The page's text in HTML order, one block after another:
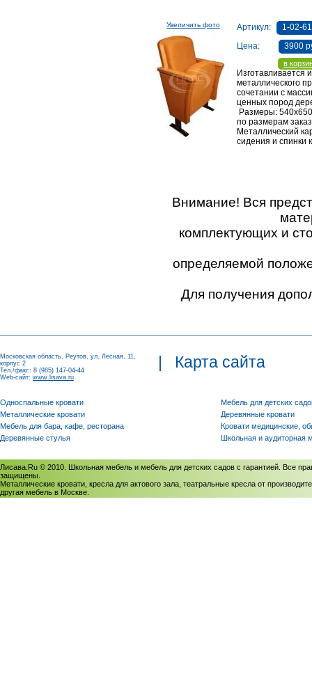
Увеличить фото Артикул:
1-02-61
Цена:
3900
в
Изготавливается
металлического
сочетании с
ценных пород
Размеры:
по размерам
Металлический
сидения и спинки
Внимание! Вся
комплектующих и
определяемой
Для получения
Московская область, Реутов, ул. Лесная, 11,
корпус 2
Тел./факс: 8 (985) 147-04-44
Web-сайт: www.lisava.ru
| Карта сайта
Односпальные кровати
Металлические кровати
Мебель для бара, кафе, ресторана
Деревянные стулья
Мебель для детских
Деревянные кровати
Кровати медицинские,
Школьная и аудиторная
Лисава.Ru © 2010. Школьная мебель и мебель для детских садов с гарантией. Все
защищены.
Металлические кровати, кресла для актового зала, театральные кресла от
другая мебель в Москве.
Политика использования cookies/Соглашение на обработку персональных данных